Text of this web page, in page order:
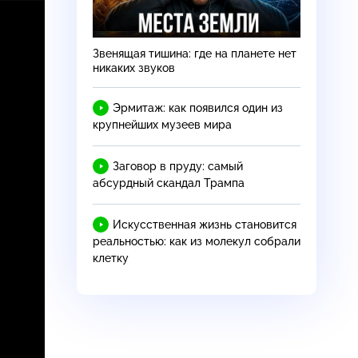
Звенящая тишина: где на планете нет
никаких звуков
Эрмитаж: как появился один из
крупнейших музеев мира
Заговор в пруду: самый
абсурдный скандал Трампа
Искусственная жизнь становится
реальностью: как из молекул собрали
клетку